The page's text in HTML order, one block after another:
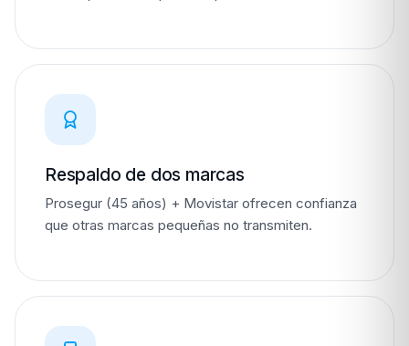
Respaldo de dos marcas
Prosegur (45 años) + Movistar ofrecen confianza
que otras marcas pequeñas no transmiten.